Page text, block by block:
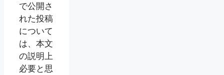
で公開さ
れた投稿
について
は、本文
の説明上
必要と思